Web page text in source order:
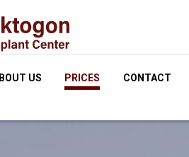
US PRICES CONTACT